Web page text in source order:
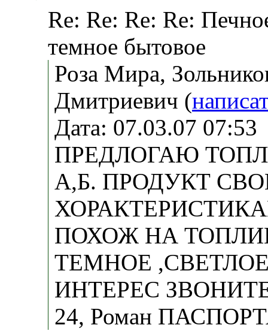
Re: Re: Re: Re:
темное бытовое
Роза Мира,
Дмитриевич (
Дата: 07.03.07
ПРЕДЛОГАЮ
А,Б. ПРОДУКТ
ПОХОЖ НА
ТЕМНОЕ
ИНТЕРЕС ЗВОНИТЕ
24, Роман